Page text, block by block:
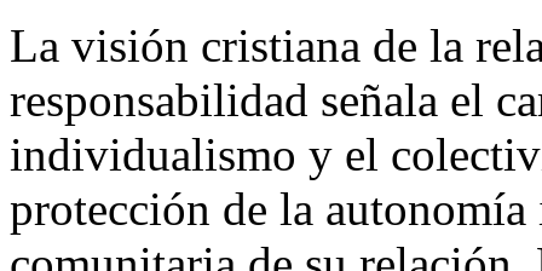
La visión cristiana de la
responsabilidad señala el
individualismo y el
protección de la